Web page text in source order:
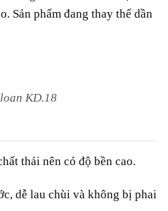
Sản phẩm đang thay thế dần
KD.18
thải nên có độ bền cao.
dễ lau chùi và không bị phai